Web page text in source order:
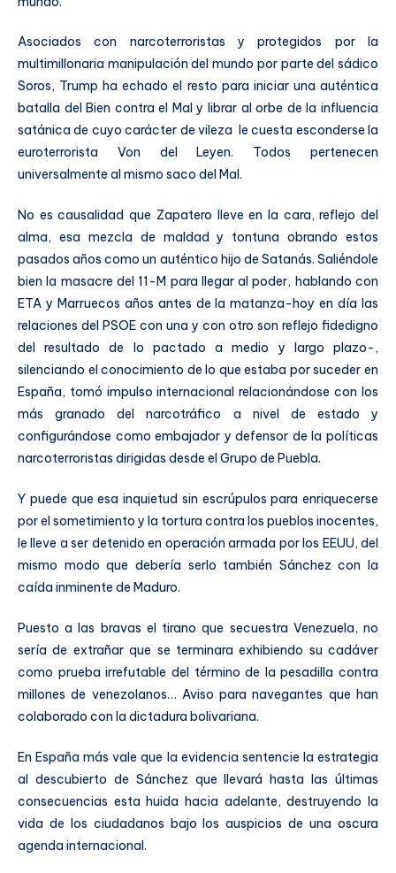
Asociados con narcoterroristas y protegidos por la
multimillonaria manipulación del mundo por parte del sádico
Soros, Trump ha echado el resto para iniciar una auténtica
batalla del Bien contra el Mal y librar al orbe de la influencia
satánica de cuyo carácter de vileza le cuesta esconderse la
euroterrorista Von del Leyen. Todos pertenecen
universalmente al mismo saco del Mal.
No es causalidad que Zapatero lleve en la cara, reflejo del
alma, esa mezcla de maldad y tontuna obrando estos
pasados años como un auténtico hijo de Satanás. Saliéndole
bien la masacre del 11-M para llegar al poder, hablando con
ETA y Marruecos años antes de la matanza-hoy en día las
relaciones del PSOE con una y con otro son reflejo fidedigno
del resultado de lo pactado a medio y largo plazo-,
silenciando el conocimiento de lo que estaba por suceder en
España, tomó impulso internacional relacionándose con los
más granado del narcotráfico a nivel de estado y
configurándose como embajador y defensor de la políticas
narcoterroristas dirigidas desde el Grupo de Puebla.
Y puede que esa inquietud sin escrúpulos para enriquecerse
por el sometimiento y la tortura contra los pueblos inocentes,
le lleve a ser detenido en operación armada por los EEUU, del
mismo modo que debería serlo también Sánchez con la
caída inminente de Maduro.
Puesto a las bravas el tirano que secuestra Venezuela, no
sería de extrañar que se terminara exhibiendo su cadáver
como prueba irrefutable del término de la pesadilla contra
millones de venezolanos… Aviso para navegantes que han
colaborado con la dictadura bolivariana.
En España más vale que la evidencia sentencie la estrategia
al descubierto de Sánchez que llevará hasta las últimas
consecuencias esta huida hacia adelante, destruyendo la
vida de los ciudadanos bajo los auspicios de una oscura
agenda internacional.